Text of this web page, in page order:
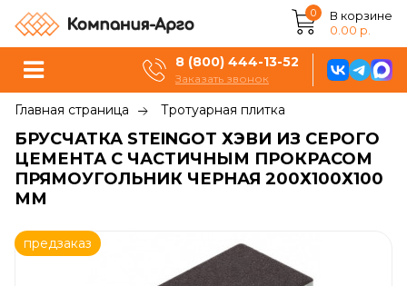
0
В корзине
0.00 р.
8 (800) 444-13-52
Заказать звонок
Главная страница Тротуарная плитка
БРУСЧАТКА STEINGOT ХЭВИ ИЗ СЕРОГО
ЦЕМЕНТА С ЧАСТИЧНЫМ ПРОКРАСОМ
ПРЯМОУГОЛЬНИК ЧЕРНАЯ 200Х100Х100
ММ
предзаказ